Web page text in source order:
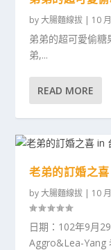
by大腸麵線拔 | 10
弟弟的超可愛偷
弟,...
READ MORE
老弟的訂婚之
by大腸麵線拔 | 10
日期：102年9月
Aggro&Lea-Yang